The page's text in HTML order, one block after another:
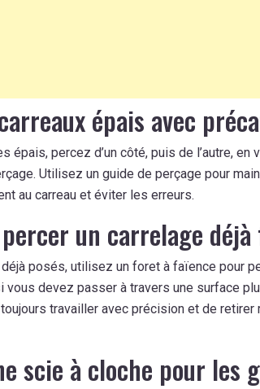
épais avec
épais, percez d’un côté, puis de l’autre,
Utilisez un guide de perçage pour
au carreau et éviter les erreurs.
un carrelage déjà
posés, utilisez un foret à faïence pour
devez passer à travers une surface
travailler avec précision et de retirer
scie à cloche pour les